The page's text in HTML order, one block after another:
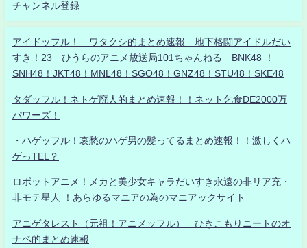
チャンネル登録
アイドッフル！ ワタクシ的まとめ速報 地下格闘アイドルだい
すき！23 ひうらのアニメ放送局101ちゃんねる BNK48 ！
SNH48！JKT48！MNL48！SGO48！GNZ48！STU48！SKE48
タダッフル！ネトゲ廃人的まとめ速報！！ネット乞食DE2000万
パワーズ！
・ハゲッフル！哀愁のハゲ男の髪ってるまとめ速報！！激しくハ
ゲっTEL？
ロボットアニメ！メカと美少女キャラだいすき永遠の非リア充・
非モテ星人 ！あらゆるマニアの為のマニアックサイト
アニゲタレスト（元祖！アニメッフル） ひきこもりニートのオ
ナベ的まとめ速報